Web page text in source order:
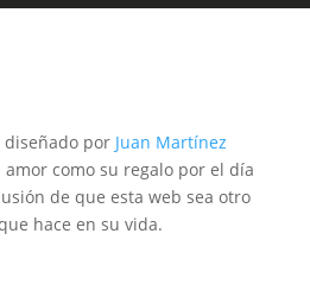
diseñado por Juan Martínez
amor como su regalo por el día
de que esta web sea otro
hace en su vida.